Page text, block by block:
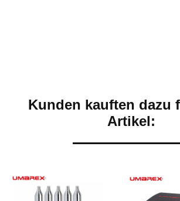
Kunden kauften dazu
Artikel: